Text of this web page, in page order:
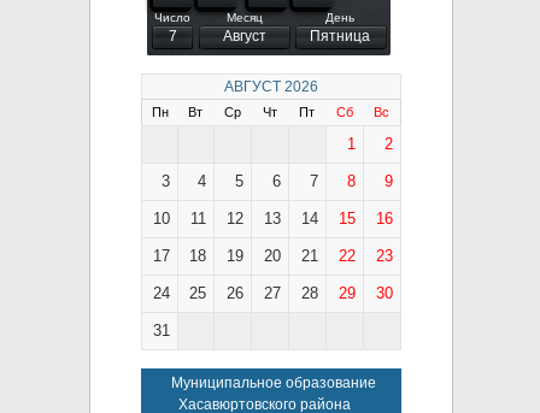
Число
7
Месяц
Август
День
Пятница
АВГУСТ 2026
Пн Вт Ср Чт Пт Сб Вс
1 2
3 4 5 6 7 8 9
10 11 12 13 14 15 16
17 18 19 20 21 22 23
24 25 26 27 28 29 30
31
Муниципальное образование
Хасавюртовского района